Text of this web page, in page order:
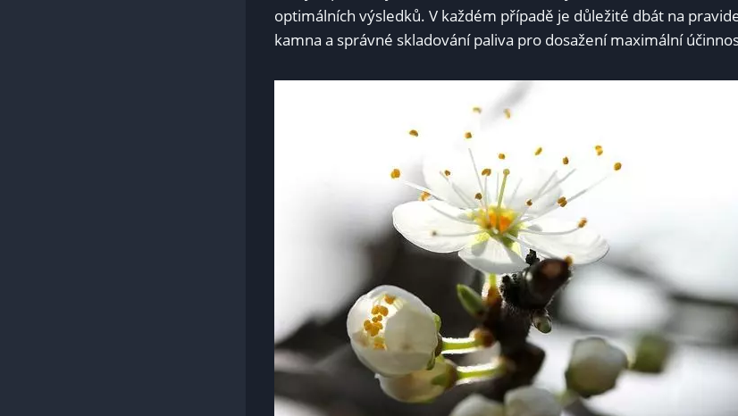
optimálních výsledků. V každém případě je důležité dbát na
kamna a správné skladování paliva pro dosažení maximální